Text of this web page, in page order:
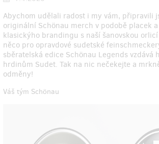
Abychom udělali radost i my vám, připravili
originální Schönau merch v podobě placek
klasickýho brandingu s naší šanovskou
něco pro opravdové sudetské
sběratelská edice Schönau Legends vzdává
hrdinům Sudet. Tak na nic nečekejte a
odměny!
Váš tým Schönau